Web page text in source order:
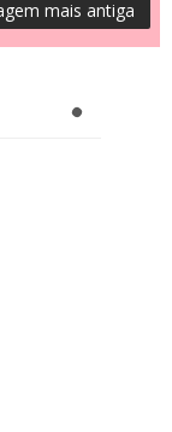
mais antiga